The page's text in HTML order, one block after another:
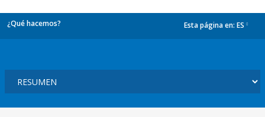
¿Qué hacemos? Esta página en: ES